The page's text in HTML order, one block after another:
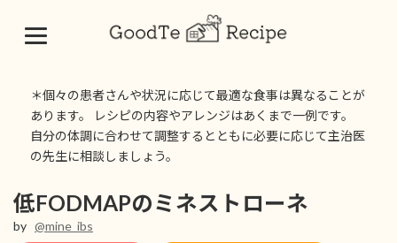
＊個々の患者さんや状況に応じて最適な食事は異なることが
あります。 レシピの内容やアレンジはあくまで一例です。
自分の体調に合わせて調整するとともに必要に応じて主治医
の先生に相談しましょう。
低FODMAPのミネストローネ
by @mine_ibs